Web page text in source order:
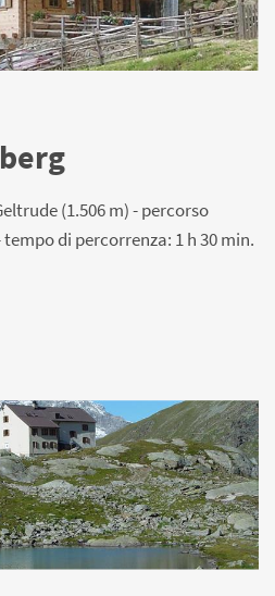
(1.506 m) - percorso
di percorrenza: 1 h 30 min.